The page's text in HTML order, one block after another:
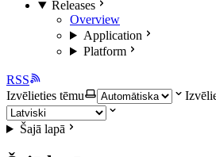
Releases
Overview
Application
Platform
RSS
Izvēlieties tēmu
Šajā lapā